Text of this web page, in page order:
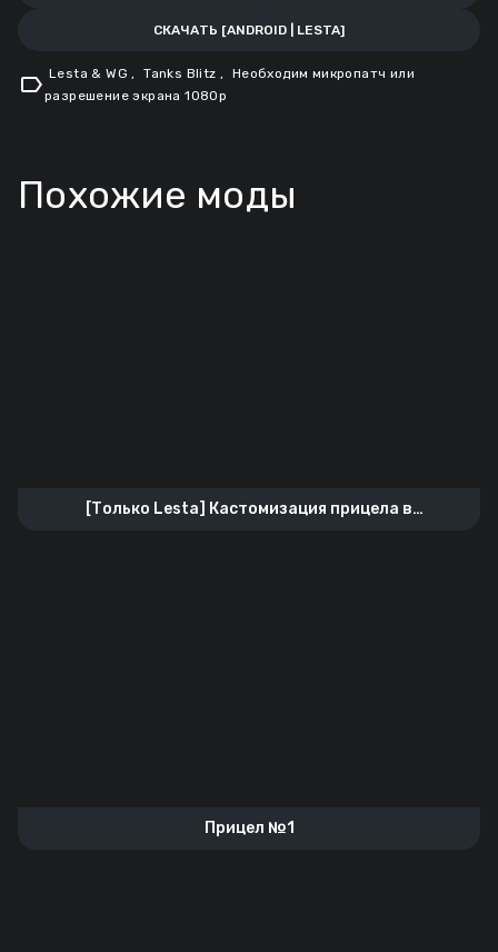
СКАЧАТЬ [ANDROID | LESTA]
label Lesta & WG, Tanks Blitz,
Необходим микропатч или
разрешение экрана 1080p
Похожие моды
[Только Lesta] Кастомизация прицела в
Прицел №1